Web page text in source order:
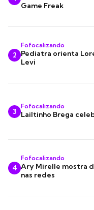
Game Freak
2
Fofocalizando
Pediatra orienta
Levi
3
Fofocalizando
Lailtinho Brega
4
Fofocalizando
Ary Mirelle mostra
nas redes